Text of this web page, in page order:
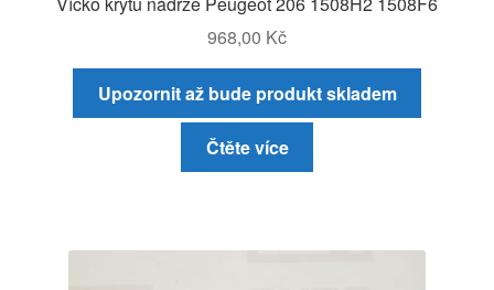
968,00 Kč
Upozornit až bude produkt skladem
Čtěte více